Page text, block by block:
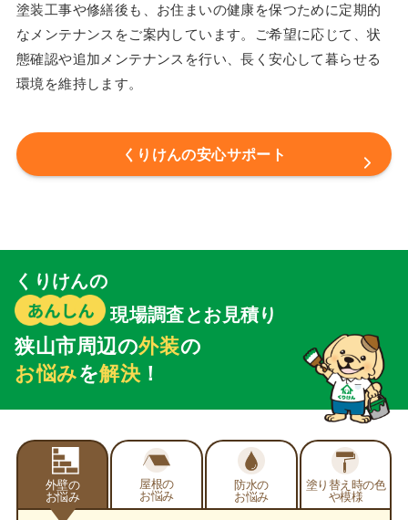
塗装工事や修繕後も、お住まいの健康を保つために定期的
なメンテナンスをご案内しています。ご希望に応じて、状
態確認や追加メンテナンスを行い、長く安心して暮らせる
環境を維持します。
くりけんの安心サポート
くりけんの
現場調査とお見積り
狭山市周辺の外装の
お悩みを解決！
外壁の
お悩み
屋根の
お悩み
防水の
お悩み
塗り替え時の色
や模様